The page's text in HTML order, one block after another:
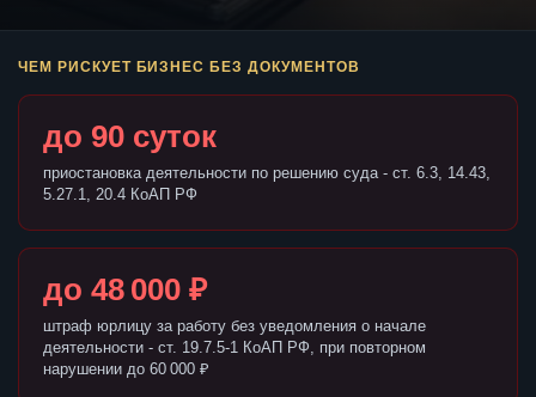
ЧЕМ РИСКУЕТ БИЗНЕС БЕЗ ДОКУМЕНТОВ
до 90 суток
приостановка деятельности по решению суда - ст. 6.3, 14.43,
5.27.1, 20.4 КоАП РФ
до 48 000 ₽
штраф юрлицу за работу без уведомления о начале
деятельности - ст. 19.7.5-1 КоАП РФ, при повторном
нарушении до 60 000 ₽